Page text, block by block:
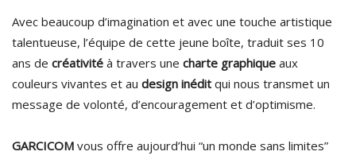
Avec beaucoup d’imagination et avec une touche artistique
talentueuse, l’équipe de cette jeune boîte, traduit ses 10
ans de créativité à travers une charte graphique aux
couleurs vivantes et au design inédit qui nous transmet un
message de volonté, d’encouragement et d’optimisme.
GARCICOM vous offre aujourd’hui “un monde sans limites”